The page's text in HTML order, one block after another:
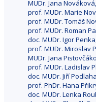
MUDr. Jana
prof. MUDr. Marie
prof. MUDr. Tomáš
prof. MUDr. Roman
doc. MUDr. Igor
prof. MUDr. Miroslav
MUDr. Jana
prof. MUDr. Ladislav
doc. MUDr. Jiří
prof. PhDr. Hana
doc. MUDr. Lenka